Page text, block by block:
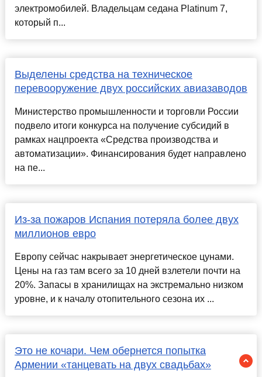
электромобилей. Владельцам седана Platinum 7,
который п...
Выделены средства на техническое
перевооружение двух российских авиазаводов
Министерство промышленности и торговли России
подвело итоги конкурса на получение субсидий в
рамках нацпроекта «Средства производства и
автоматизации». Финансирования будет направлено
на пе...
Из-за пожаров Испания потеряла более двух
миллионов евро
Европу сейчас накрывает энергетическое цунами.
Цены на газ там всего за 10 дней взлетели почти на
20%. Запасы в хранилищах на экстремально низком
уровне, и к началу отопительного сезона их ...
Это не кочари. Чем обернется попытка
Армении «танцевать на двух свадьбах»